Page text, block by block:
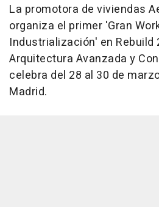
La promotora de viviendas
organiza el primer 'Gran
Industrialización' en Rebuild
Arquitectura Avanzada y
celebra del 28 al 30 de
Madrid.